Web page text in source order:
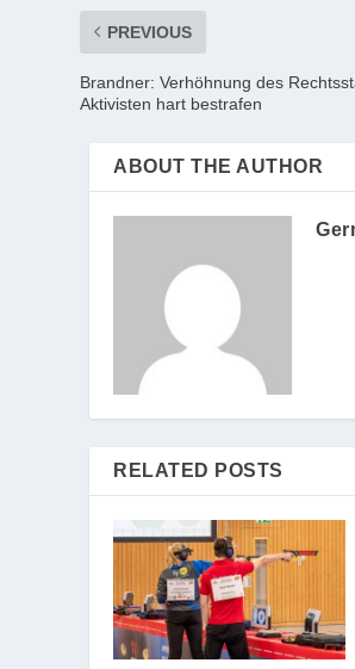
PREVIOUS
Brandner: Verhöhnung des
Aktivisten hart bestrafen
ABOUT THE AUTHOR
RELATED POSTS